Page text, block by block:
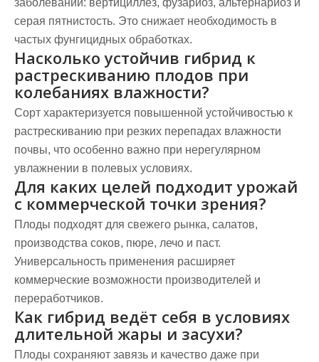
заболеваний: вертициллёз, фузариоз, альтернариоз и
серая пятнистость. Это снижает необходимость в
частых фунгицидных обработках.
Насколько устойчив гибрид к
растрескиванию плодов при
колебаниях влажности?
Сорт характеризуется повышенной устойчивостью к
растрескиванию при резких перепадах влажности
почвы, что особенно важно при нерегулярном
увлажнении в полевых условиях.
Для каких целей подходит урожай
с коммерческой точки зрения?
Плоды подходят для свежего рынка, салатов,
производства соков, пюре, лечо и паст.
Универсальность применения расширяет
коммерческие возможности производителей и
переработчиков.
Как гибрид ведёт себя в условиях
длительной жары и засухи?
Плоды сохраняют завязь и качество даже при